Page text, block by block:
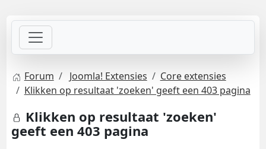
Forum Joomla! Extensies
Core extensies
Klikken op resultaat 'zoeken' geeft een 403 pagina
Klikken op resultaat 'zoeken'
geeft een 403 pagina